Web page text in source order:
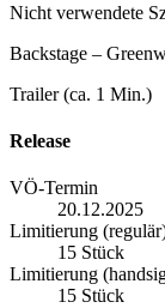
Nicht verwendete
Backstage –
Trailer (ca. 1 Min.)
Release
VÖ-Termin
20.12.2025
Limitierung
15 Stück
Limitierung
15 Stück